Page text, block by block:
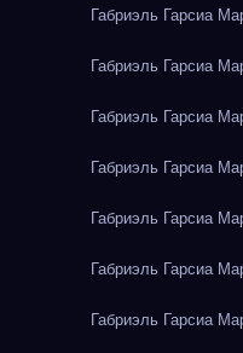
Габриэль Гарсиа
Габриэль Гарсиа
Габриэль Гарсиа
Габриэль Гарсиа
Габриэль Гарсиа
Габриэль Гарсиа
Габриэль Гарсиа